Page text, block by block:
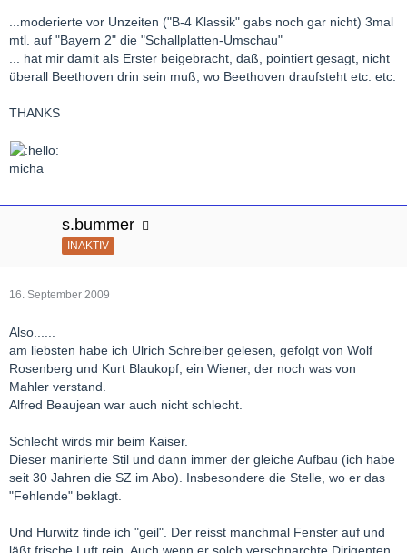
...moderierte vor Unzeiten ("B-4 Klassik" gabs noch gar nicht) 3mal
mtl. auf "Bayern 2" die "Schallplatten-Umschau"
... hat mir damit als Erster beigebracht, daß, pointiert gesagt, nicht
überall Beethoven drin sein muß, wo Beethoven draufsteht etc. etc.
THANKS
micha
s.bummer
INAKTIV
16. September 2009
Also......
am liebsten habe ich Ulrich Schreiber gelesen, gefolgt von Wolf
Rosenberg und Kurt Blaukopf, ein Wiener, der noch was von
Mahler verstand.
Alfred Beaujean war auch nicht schlecht.
Schlecht wirds mir beim Kaiser.
Dieser manirierte Stil und dann immer der gleiche Aufbau (ich habe
seit 30 Jahren die SZ im Abo). Insbesondere die Stelle, wo er das
"Fehlende" beklagt.
Und Hurwitz finde ich "geil". Der reisst manchmal Fenster auf und